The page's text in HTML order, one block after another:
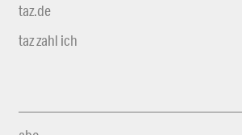
taz.de
taz zahl ich